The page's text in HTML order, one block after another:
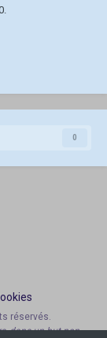
0
réservés.
dans un but non